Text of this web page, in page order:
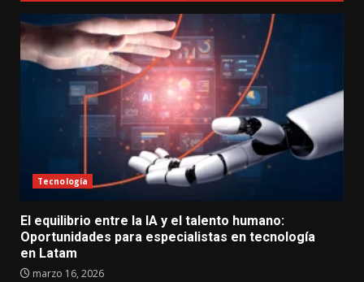
Tecnología
El equilibrio entre la IA y el talento humano:
Oportunidades para especialistas en tecnología
en Latam
marzo 16, 2026